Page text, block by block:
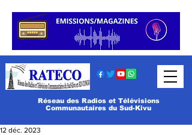
Réseau des Radios et Télévisions
Communautaires du Sud-Kivu
12 déc. 2023